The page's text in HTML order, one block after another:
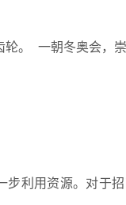
。 一朝冬奥会，
利用资源。对于